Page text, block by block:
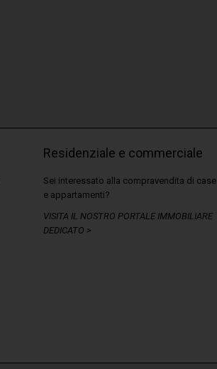
Residenziale e commerciale
Sei interessato alla compravendita di case
e appartamenti?
VISITA IL NOSTRO PORTALE IMMOBILIARE
DEDICATO >